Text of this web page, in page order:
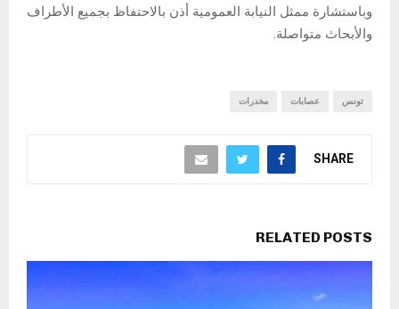
وباستشارة ممثل النيابة العمومية أذن بالاحتفاظ بجميع الأطراف
والأبحاث متواصلة.
تونس عصابات مخدرات
SHARE
RELATED POSTS